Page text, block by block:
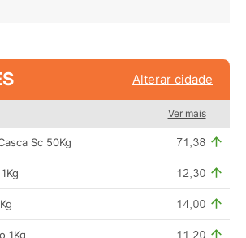
Alterar cidade
Ver mais
Sc 50Kg
1Kg